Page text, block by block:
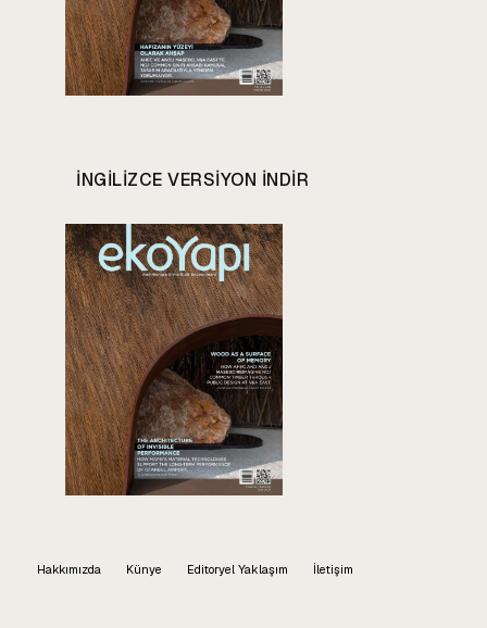
INGILIZCE VERSIYON INDIR
Hakkımızda Künye Editoryel Yaklaşım İletişim